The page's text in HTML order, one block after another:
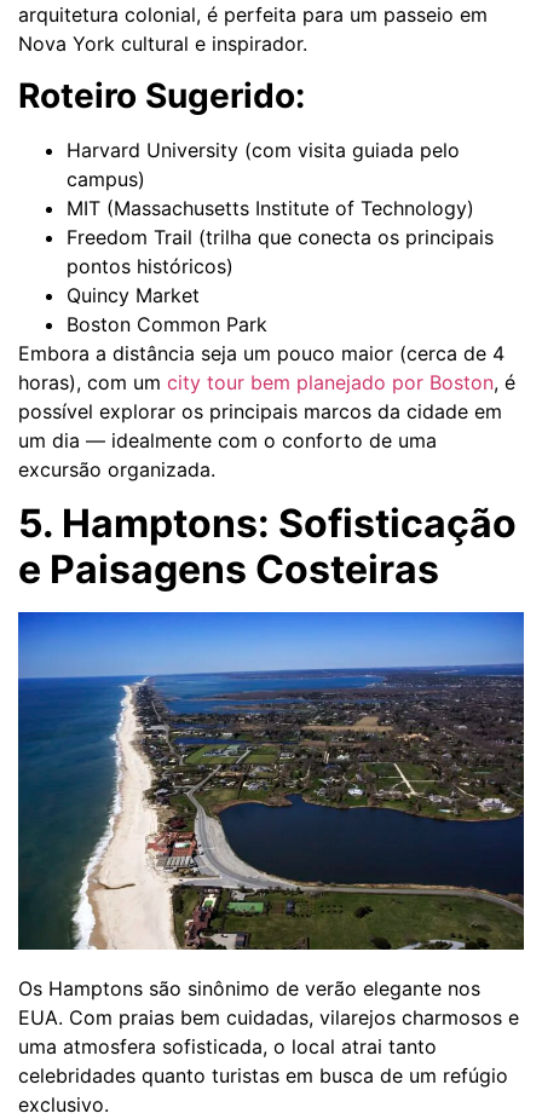
arquitetura colonial, é perfeita para um passeio em
Nova York cultural e inspirador.
Roteiro Sugerido:
Harvard University (com visita guiada pelo
campus)
MIT (Massachusetts Institute of Technology)
Freedom Trail (trilha que conecta os principais
pontos históricos)
Quincy Market
Boston Common Park
Embora a distância seja um pouco maior (cerca de 4
horas), com um city tour bem planejado por Boston, é
possível explorar os principais marcos da cidade em
um dia — idealmente com o conforto de uma
excursão organizada.
5. Hamptons: Sofisticação
e Paisagens Costeiras
Os Hamptons são sinônimo de verão elegante nos
EUA. Com praias bem cuidadas, vilarejos charmosos e
uma atmosfera sofisticada, o local atrai tanto
celebridades quanto turistas em busca de um refúgio
exclusivo.